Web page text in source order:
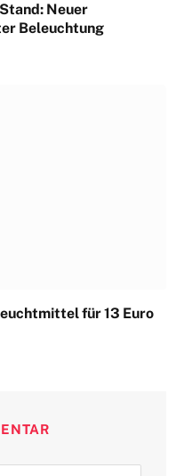
Neuer
Beleuchtung
für 13 Euro